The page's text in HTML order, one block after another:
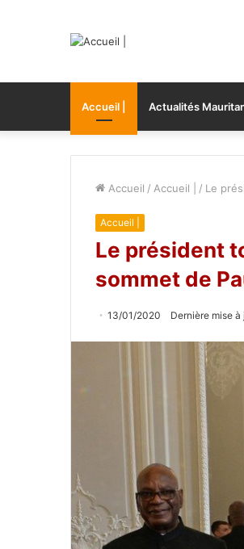
Accueil | Actualités
Accueil / Accueil | / Le
Accueil |
Le président
sommet de
13/01/2020 Dernière mise